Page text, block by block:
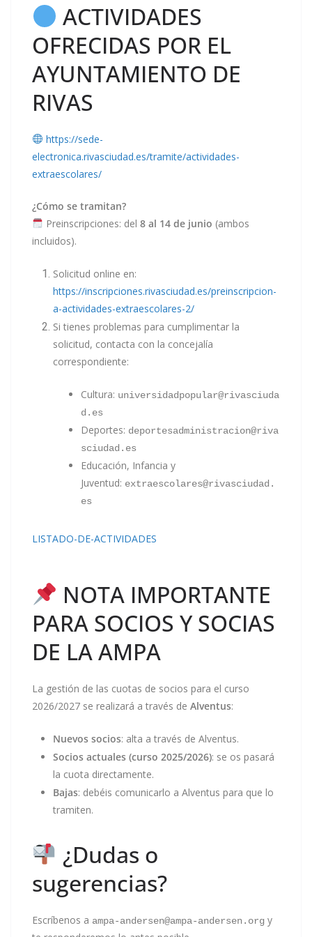
ACTIVIDADES
OFRECIDAS POR EL
AYUNTAMIENTO DE
RIVAS
https://sede-
electronica.rivasciudad.es/tramite/actividades-
extraescolares/
¿Cómo se tramitan?
Preinscripciones: del 8 al 14 de junio (ambos
incluidos).
Solicitud online en:
https://inscripciones.rivasciudad.es/preinscripcion-
a-actividades-extraescolares-2/
Si tienes problemas para cumplimentar la
solicitud, contacta con la concejalía
correspondiente:
Cultura: universidadpopular@rivasciuda
d.es
Deportes: deportesadministracion@riva
sciudad.es
Educación, Infancia y
Juventud: extraescolares@rivasciudad.
es
LISTADO-DE-ACTIVIDADES
NOTA IMPORTANTE
PARA SOCIOS Y SOCIAS
DE LA AMPA
La gestión de las cuotas de socios para el curso
2026/2027 se realizará a través de Alventus:
Nuevos socios: alta a través de Alventus.
Socios actuales (curso 2025/2026): se os pasará
la cuota directamente.
Bajas: debéis comunicarlo a Alventus para que lo
tramiten.
¿Dudas o
sugerencias?
Escríbenos a ampa-andersen@ampa-andersen.org y